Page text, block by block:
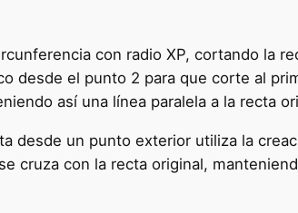
con radio XP, cortando la
desde el punto 2 para que corte al
así una línea paralela a la recta
desde un punto exterior utiliza la
cruza con la recta original,